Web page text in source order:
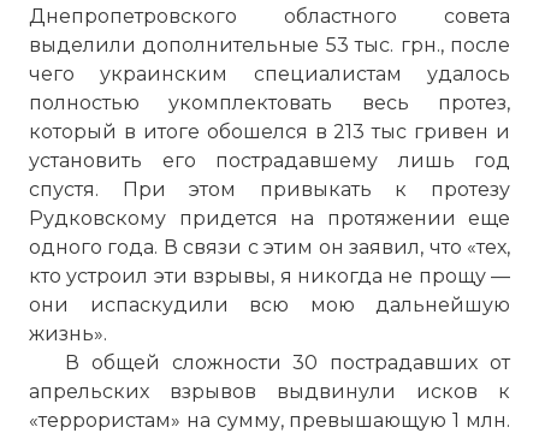
Днепропетровского областного совета
выделили дополнительные 53 тыс. грн., после
чего украинским специалистам удалось
полностью укомплектовать весь протез,
который в итоге обошелся в 213 тыс гривен и
установить его пострадавшему лишь год
спустя. При этом привыкать к протезу
Рудковскому придется на протяжении еще
одного года. В связи с этим он заявил, что «тех,
кто устроил эти взрывы, я никогда не прощу —
они испаскудили всю мою дальнейшую
жизнь».
В общей сложности 30 пострадавших от
апрельских взрывов выдвинули исков к
«террористам» на сумму, превышающую 1 млн.